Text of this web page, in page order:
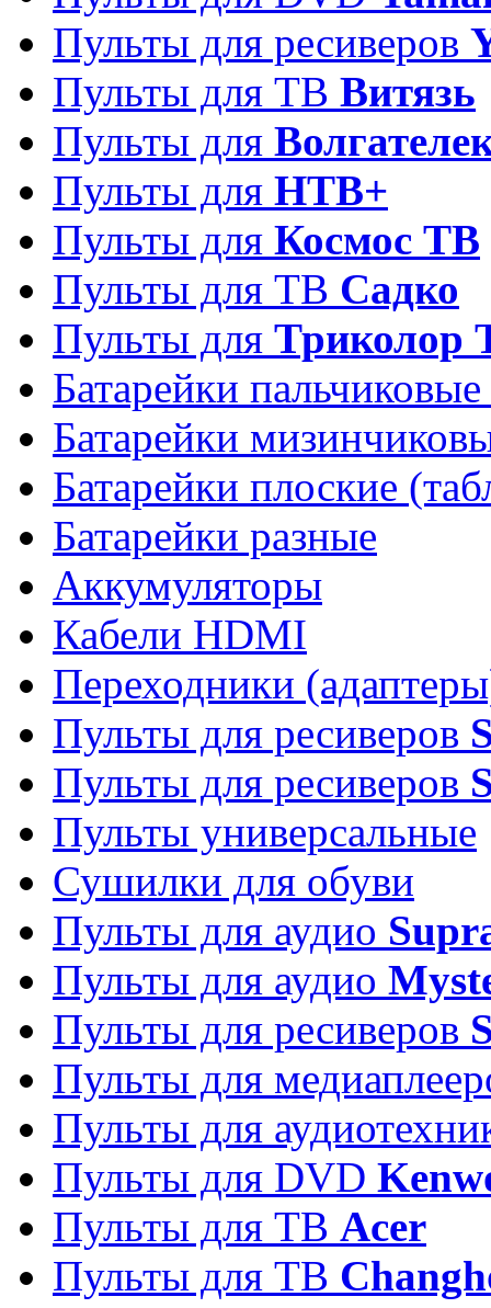
Пульты для ресиверов
Пульты для ТВ Витязь
Пульты для
Пульты для НТВ+
Пульты для Космос ТВ
Пульты для ТВ Садко
Пульты для Триколор
Батарейки
Батарейки
Батарейки плоские
Батарейки разные
Аккумуляторы
Кабели HDMI
Переходники
Пульты для ресиверов
Пульты для ресиверов
Пульты универсальные
Сушилки для обуви
Пульты для аудио
Пульты для аудио
Пульты для ресиверов
Пульты для
Пульты для
Пульты для DVD
Пульты для ТВ Acer
Пульты для ТВ